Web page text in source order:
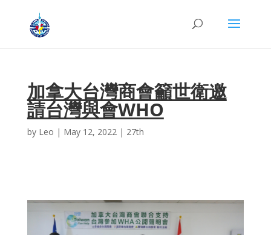
加拿大台灣商會籲世衛邀
請台灣與會WHO
by Leo | May 12, 2022| 27th